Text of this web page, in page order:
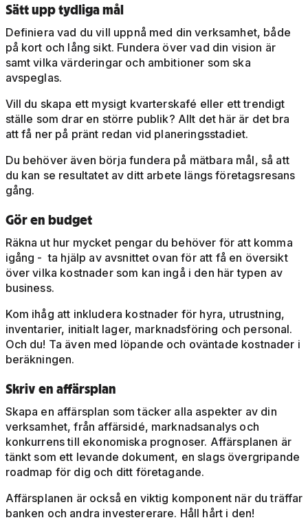
Sätt upp tydliga mål
Definiera vad du vill uppnå med din verksamhet, både
på kort och lång sikt. Fundera över vad din vision är
samt vilka värderingar och ambitioner som ska
avspeglas.
Vill du skapa ett mysigt kvarterskafé eller ett trendigt
ställe som drar en större publik? Allt det här är det bra
att få ner på pränt redan vid planeringsstadiet.
Du behöver även börja fundera på mätbara mål, så att
du kan se resultatet av ditt arbete längs företagsresans
gång.
Gör en budget
Räkna ut hur mycket pengar du behöver för att komma
igång - ta hjälp av avsnittet ovan för att få en översikt
över vilka kostnader som kan ingå i den här typen av
business.
Kom ihåg att inkludera kostnader för hyra, utrustning,
inventarier, initialt lager, marknadsföring och personal.
Och du! Ta även med löpande och oväntade kostnader i
beräkningen.
Skriv en affärsplan
Skapa en affärsplan som täcker alla aspekter av din
verksamhet, från affärsidé, marknadsanalys och
konkurrens till ekonomiska prognoser. Affärsplanen är
tänkt som ett levande dokument, en slags övergripande
roadmap för dig och ditt företagande.
Affärsplanen är också en viktig komponent när du träffar
banken och andra investererare. Håll hårt i den!